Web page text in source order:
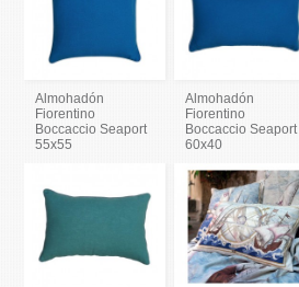
Almohadón
Fiorentino
Boccaccio Seaport
55x55
Almohadón
Fiorentino
Boccaccio Seaport
60x40